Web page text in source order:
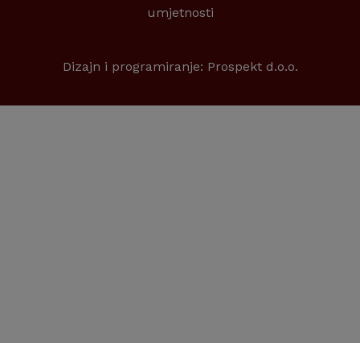
umjetnosti
Dizajn i programiranje: Prospekt d.o.o.